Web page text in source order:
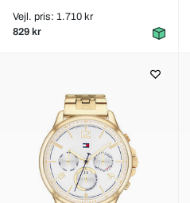
Vejl. pris: 1.710 kr
829 kr